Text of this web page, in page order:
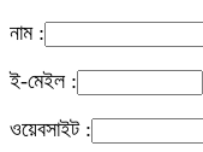
নাম :
ই-মেইল :
ওয়েবসাইট :